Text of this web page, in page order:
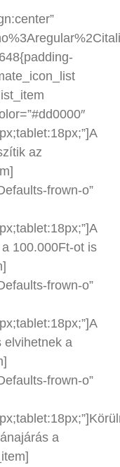
az
frown-o”
100.000Ft-ot is
frown-o”
elvihetnek a
frown-o”
a